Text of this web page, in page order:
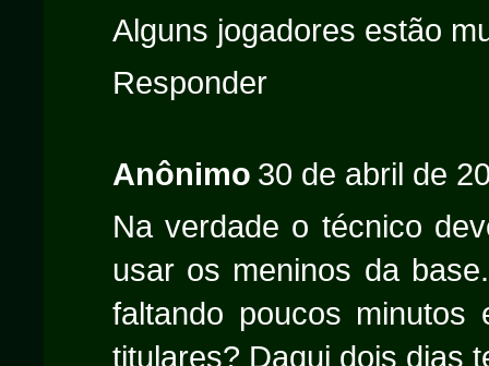
Alguns jogadores estão
Responder
Anônimo 30 de abril de
Na verdade o técnico
usar os meninos da
faltando poucos minutos
titulares? Daqui dois dias